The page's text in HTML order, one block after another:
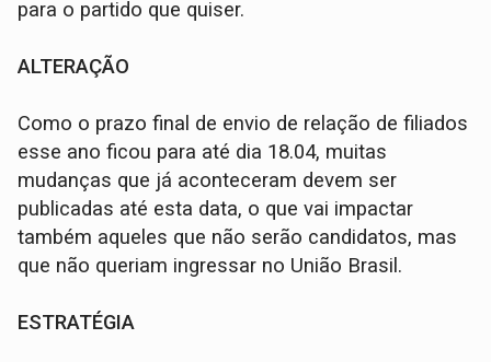
para o partido que quiser.
ALTERAÇÃO
Como o prazo final de envio de relação de filiados
esse ano ficou para até dia 18.04, muitas
mudanças que já aconteceram devem ser
publicadas até esta data, o que vai impactar
também aqueles que não serão candidatos, mas
que não queriam ingressar no União Brasil.
ESTRATÉGIA